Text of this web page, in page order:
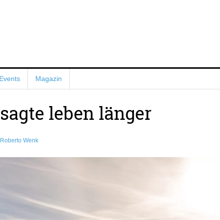
Events Magazin
leben länger
Roberto Wenk